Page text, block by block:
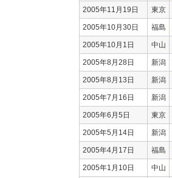
2005年11月19日 東京
2005年10月30日 福島
2005年10月1日 中山
2005年8月28日 新潟
2005年8月13日 新潟
2005年7月16日 新潟
2005年6月5日 東京
2005年5月14日 新潟
2005年4月17日 福島
2005年1月10日 中山